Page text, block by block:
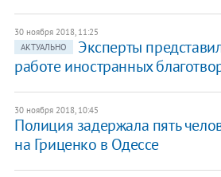
30 ноября 2018, 11:25
АКТУАЛЬНО
​Эксперты
работе иностранных
30 ноября 2018, 10:45
Полиция задержала пять
на Гриценко в Одессе